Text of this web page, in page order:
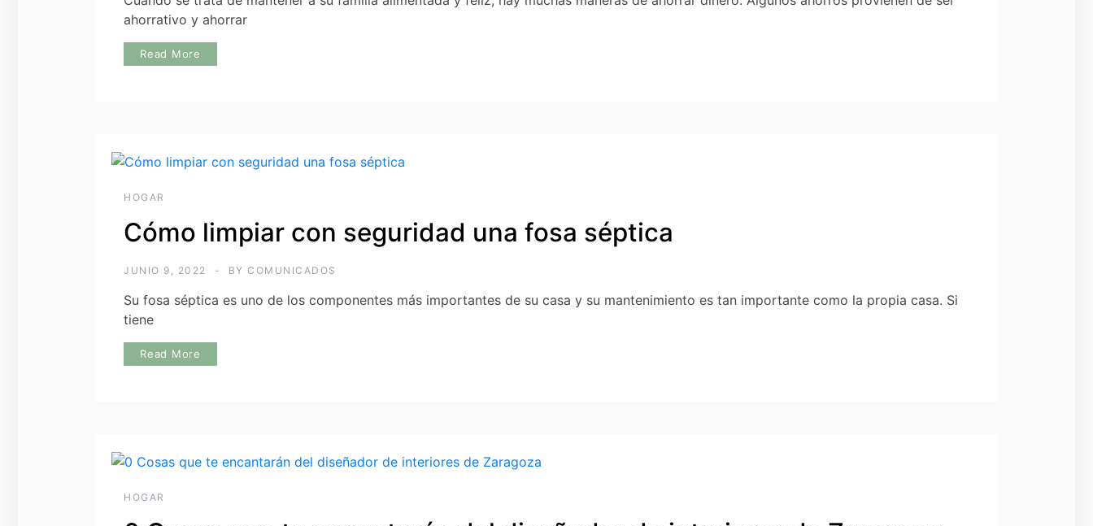
ahorrativo y ahorrar
Read More
HOGAR
Cómo limpiar con seguridad una fosa séptica
JUNIO 9, 2022 BY COMUNICADOS
Su fosa séptica es uno de los componentes más importantes de su casa y su mantenimiento es tan importante como la propia casa. Si
tiene
Read More
HOGAR